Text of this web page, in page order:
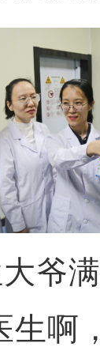
满
生啊